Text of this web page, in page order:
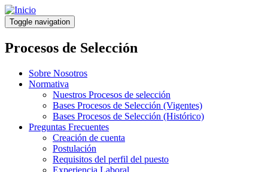
Pasar
al
contenido
principal
Toggle navigation
Procesos de Selección
Sobre Nosotros
Normativa
Nuestros Procesos de selección
Bases Procesos de Selección (Vigentes)
Bases Procesos de Selección (Histórico)
Preguntas Frecuentes
Creación de cuenta
Postulación
Requisitos del perfil del puesto
Experiencia Laboral